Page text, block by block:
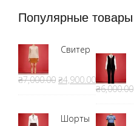
Популярные товары
Свитер
₴7,000.00 ₴4,900.00
₴6,000.00
Шорты